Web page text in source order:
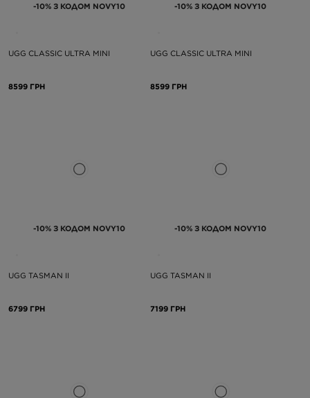
-10% З КОДОМ NOVY10
UGG CLASSIC ULTRA MINI
8599 ГРН
-10% З КОДОМ NOVY10
UGG CLASSIC ULTRA MINI
8599 ГРН
-10% З КОДОМ NOVY10
UGG TASMAN II
6799 ГРН
-10% З КОДОМ NOVY10
UGG TASMAN II
7199 ГРН